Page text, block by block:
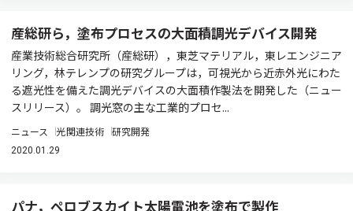
産総研ら，塗布プロセスの大面積調光デバイス開発
産業技術総合研究所（産総研），東芝マテリアル，東レエンジニア
リング，林テレンプの研究グループは，可視光から近赤外光にわた
る遮光性を備えた調光デバイスの大面積作製法を開発した（ニュー
スリリース）。 調光窓の主な工業的プロセ...
ニュース 光関連技術 研究開発
2020.01.29
パナ，ペロブスカイト太陽電池を塗布で製作